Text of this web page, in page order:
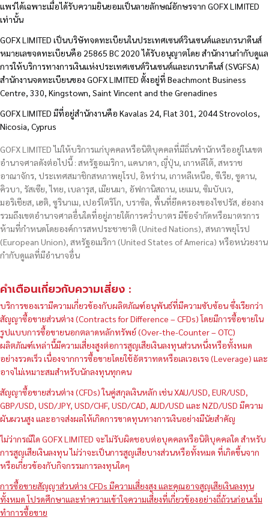
แพร่ได้เฉพาะเมื่อได้รับความยินยอมเป็นลายลักษณ์อักษรจาก GOFX LIMITED
เท่านั้น
GOFX LIMITED เป็นบริษัทจดทะเบียนในประเทศเซนต์วินเซนต์และเกรนาดีนส์
หมายเลขจดทะเบียนคือ 25865 BC 2020 ได้รับอนุญาตโดย สำนักงานกำกับดูแล
การให้บริการทางการเงินแห่งประเทศเซนต์วินเซนต์และเกรนาดีนส์ (SVGFSA)
สำนักงานจดทะเบียนของ GOFX LIMITED ตั้งอยู่ที่ Beachmont Business
Centre, 330, Kingstown, Saint Vincent and the Grenadines
GOFX LIMITED มีที่อยู่สำนักงานคือ Kavalas 24, Flat 301, 2044 Strovolos,
Nicosia, Cyprus
GOFX LIMITED ไม่ให้บริการแก่บุคคลหรือนิติบุคคลที่มีถิ่นพำนักหรืออยู่ในเขต
อำนาจศาลดังต่อไปนี้ : สหรัฐอเมริกา, แคนาดา, ญี่ปุ่น, เกาหลีใต้, สหราช
อาณาจักร, ประเทศสมาชิกสหภาพยุโรป, อิหร่าน, เกาหลีเหนือ, ซีเรีย, ซูดาน,
คิวบา, รัสเซีย, ไทย, เบลารุส, เมียนมา, อัฟกานิสถาน, เยเมน, ซิมบับเว,
มอริเชียส, เฮติ, ซูรินาเม, เปอร์โตริโก, บราซิล, พื้นที่ยึดครองของไซปรัส, ฮ่องกง
รวมถึงเขตอำนาจศาลอื่นใดที่อยู่ภายใต้การคว่ำบาตร มีข้อจำกัดหรือมาตรการ
ห้ามที่กำหนดโดยองค์การสหประชาชาติ (United Nations), สหภาพยุโรป
(European Union), สหรัฐอเมริกา (United States of America) หรือหน่วยงาน
กำกับดูแลที่มีอำนาจอื่น
คำเตือนเกี่ยวกับความเสี่ยง :
บริการของเรามีความเกี่ยวข้องกับผลิตภัณฑ์อนุพันธ์ที่มีความซับซ้อน ซึ่งเรียกว่า
สัญญาซื้อขายส่วนต่าง (Contracts for Difference – CFDs) โดยมีการซื้อขายใน
รูปแบบการซื้อขายนอกตลาดหลักทรัพย์ (Over-the-Counter – OTC)
ผลิตภัณฑ์เหล่านี้มีความเสี่ยงสูงต่อการสูญเสียเงินลงทุนส่วนหนึ่งหรือทั้งหมด
อย่างรวดเร็ว เนื่องจากการซื้อขายโดยใช้อัตราทดหรือเลเวอเรจ (Leverage) และ
อาจไม่เหมาะสมสำหรับนักลงทุนทุกคน
สัญญาซื้อขายส่วนต่าง (CFDs) ในคู่สกุลเงินหลัก เช่น XAU/USD, EUR/USD,
GBP/USD, USD/JPY, USD/CHF, USD/CAD, AUD/USD และ NZD/USD มีความ
ผันผวนสูง และอาจส่งผลให้เกิดการขาดทุนทางการเงินอย่างมีนัยสำคัญ
ไม่ว่ากรณีใด GOFX LIMITED จะไม่รับผิดชอบต่อบุคคลหรือนิติบุคคลใด สำหรับ
การสูญเสียเงินลงทุน ไม่ว่าจะเป็นการสูญเสียบางส่วนหรือทั้งหมด ที่เกิดขึ้นจาก
หรือเกี่ยวข้องกับกิจกรรมการลงทุนใดๆ
การซื้อขายสัญญาส่วนต่าง CFDs มีความเสี่ยงสูง และคุณอาจสูญเสียเงินลงทุน
ทั้งหมด โปรดศึกษาและทำความเข้าใจความเสี่ยงที่เกี่ยวข้องอย่างถี่ถ้วนก่อนเริ่ม
ทำการซื้อขาย